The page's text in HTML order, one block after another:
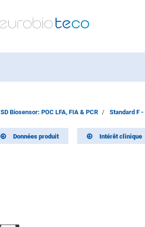
SD Biosensor: POC LFA, FIA & PCR Standard F -
Données produit Intérêt clinique